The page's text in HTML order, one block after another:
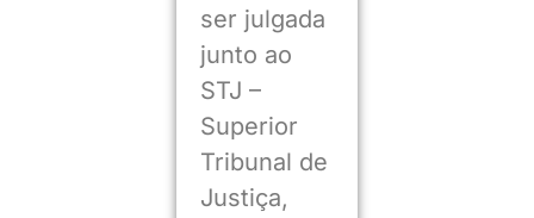
ser julgada
junto ao
STJ –
Superior
Tribunal de
Justiça,